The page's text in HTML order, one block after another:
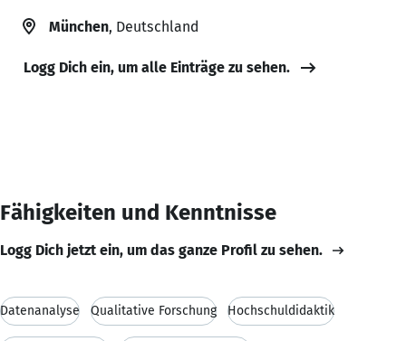
München, Deutschland
Logg Dich ein, um alle Einträge zu sehen.
Fähigkeiten und Kenntnisse
Logg Dich jetzt ein, um das ganze Profil zu sehen.
Datenanalyse Qualitative Forschung Hochschuldidaktik